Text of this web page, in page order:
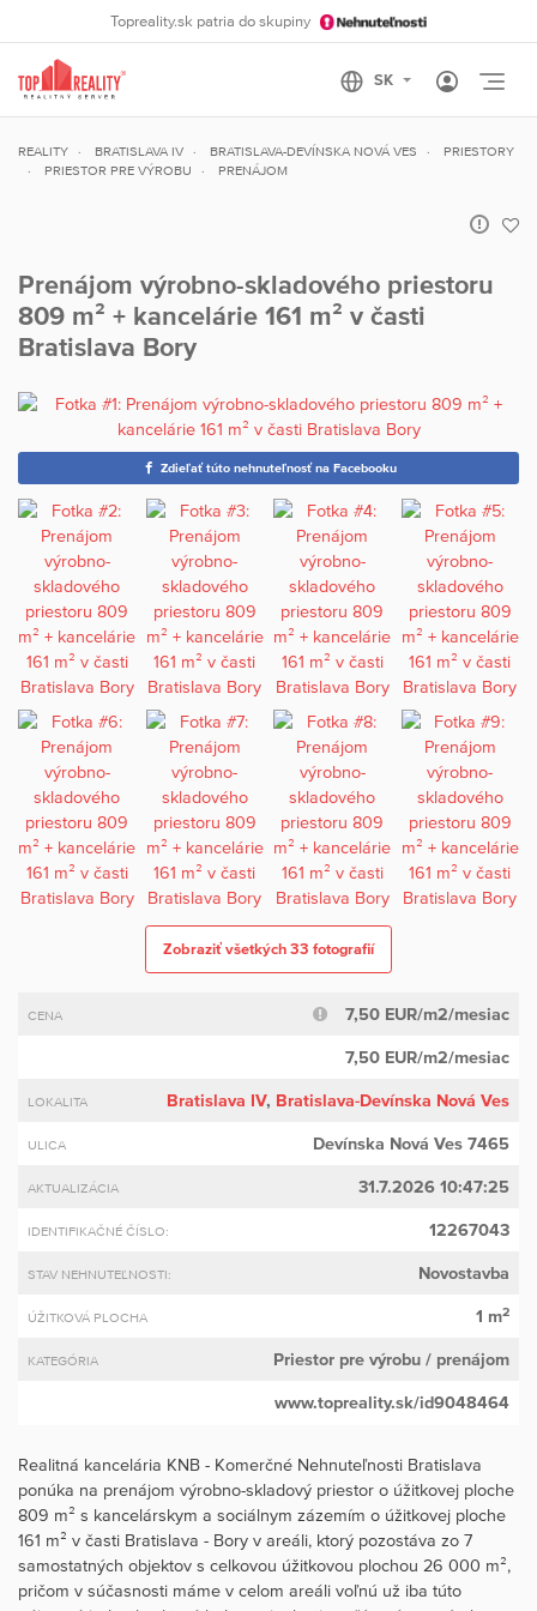
Topreality.sk patria do skupiny
REALITY BRATISLAVA IV BRATISLAVA-DEVÍNSKA NOVÁ VES
PRIESTORY
PRIESTOR PRE VÝROBU
PRENÁJOM
Prenájom výrobno-skladového priestoru
809 m² + kancelárie 161 m² v časti
Bratislava Bory
Zdieľať túto nehnuteľnosť na Facebooku
Zobraziť všetkých 33 fotografií
CENA 7,50 EUR/m2/mesiac
7,50 EUR/m2/mesiac
LOKALITA Bratislava IV, Bratislava-Devínska Nová Ves
ULICA Devínska Nová Ves 7465
AKTUALIZÁCIA 31.7.2026 10:47:25
IDENTIFIKAČNÉ ČÍSLO: 12267043
STAV NEHNUTEĽNOSTI: Novostavba
ÚŽITKOVÁ PLOCHA 1 m2
KATEGÓRIA Priestor pre výrobu / prenájom
www.topreality.sk/id9048464
Realitná kancelária KNB - Komerčné Nehnuteľnosti Bratislava
ponúka na prenájom výrobno-skladový priestor o úžitkovej ploche
809 m² s kancelárskym a sociálnym zázemím o úžitkovej ploche
161 m² v časti Bratislava - Bory v areáli, ktorý pozostáva zo 7
samostatných objektov s celkovou úžitkovou plochou 26 000 m²,
pričom v súčasnosti máme v celom areáli voľnú už iba túto